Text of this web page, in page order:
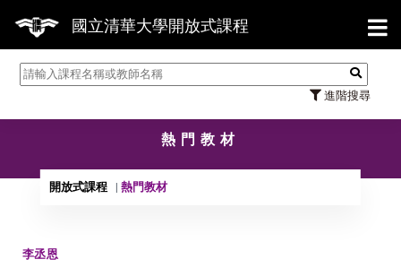
國立清華大學開放式課程
進階搜尋
【7/
熱門教材
開放式課程 熱門教材
李丞恩